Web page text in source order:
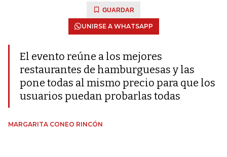
GUARDAR
UNIRSE A WHATSAPP
El evento reúne a los mejores
restaurantes de hamburguesas y las
pone todas al mismo precio para que los
usuarios puedan probarlas todas
MARGARITA CONEO RINCÓN